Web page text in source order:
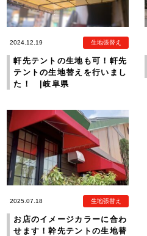
2024.12.19 生地張替え
軒先テントの生地も可！軒先
テントの生地替えを行いまし
た！ |岐阜県
2025.07.18 生地張替え
お店のイメージカラーに合わ
せます！幹先テントの生地替